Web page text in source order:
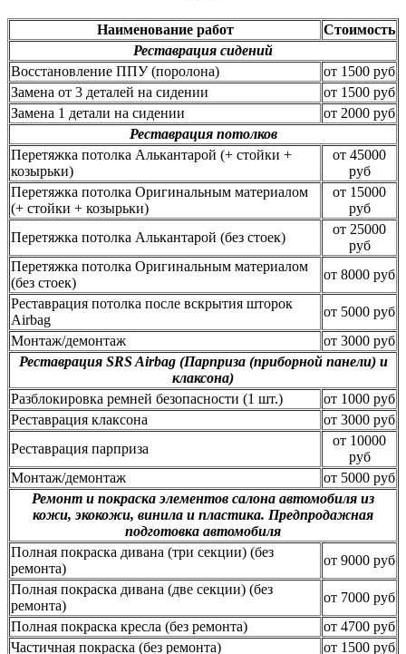
Наименование работ
Стоимость
Реставрация сидений
Восстановление ППУ (поролона)
от 1500 руб
Замена от 3 деталей на сидении
от 1500 руб
Замена 1 детали на сидении
от 2000 руб
Реставрация потолков
Перетяжка потолка Алькантарой (+ стойки +
козырьки)
от 45000
руб
Перетяжка потолка Оригинальным материалом
(+ стойки + козырьки)
от 15000
руб
Перетяжка потолка Алькантарой (без стоек)
от 25000
руб
Перетяжка потолка Оригинальным материалом
(без стоек)
от 8000 руб
Реставрация потолка после вскрытия шторок
Airbag
от 5000 руб
Монтаж/демонтаж
от 3000 руб
Реставрация SRS Airbag (Парприза (приборной панели) и
клаксона)
Разблокировка ремней безопасности (1 шт.)
от 1000 руб
Реставрация клаксона
от 3000 руб
Реставрация парприза
от 10000
руб
Монтаж/демонтаж
от 5000 руб
Ремонт и покраска элементов салона автомобиля из
кожи, экокожи, винила и пластика. Предпродажная
подготовка автомобиля
Полная покраска дивана (три секции) (без
ремонта)
от 9000 руб
Полная покраска дивана (две секции) (без
ремонта)
от 7000 руб
Полная покраска кресла (без ремонта)
от 4700 руб
Частичная покраска (без ремонта)
от 1500 руб